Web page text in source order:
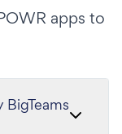
apps to